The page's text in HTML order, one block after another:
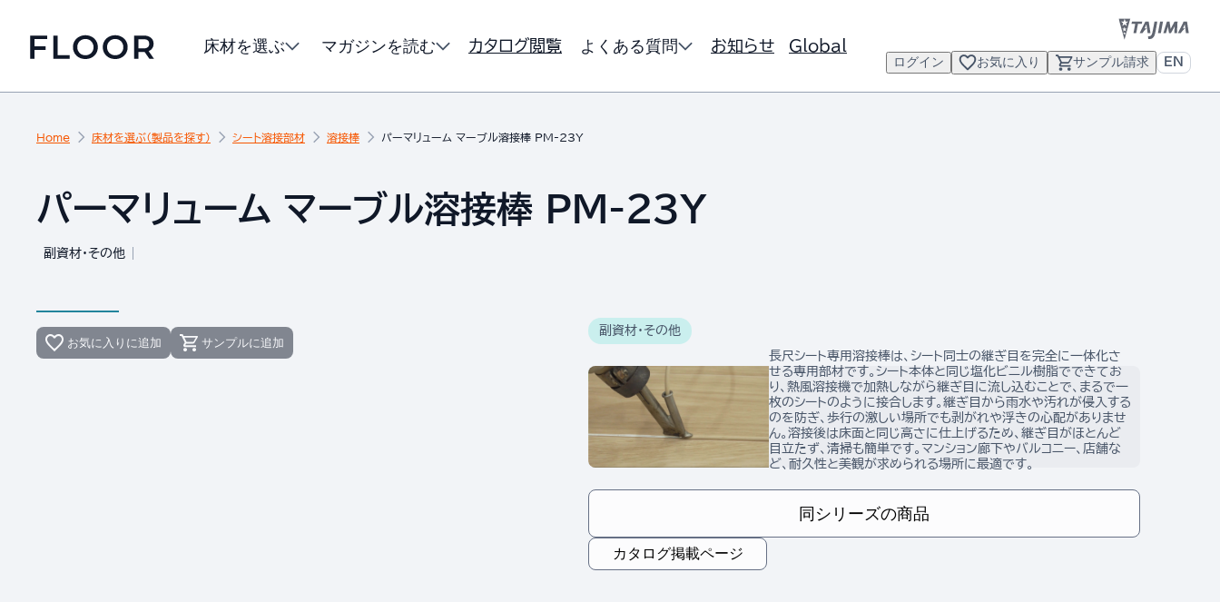
床材を選ぶ マガジンを読む カタログ閲覧 よくある質問 お知らせ Global
ログイン お気に入り サンプル請求 EN
Home 床材を選ぶ（製品を探す） シート溶接部材 溶接棒 パーマリューム マーブル溶接棒 PM-23Y
パーマリューム マーブル溶接棒 PM-23Y
副資材・その他
お気に入りに追加 サンプルに追加
副資材・その他
長尺シート専用溶接棒は、シート同士の継ぎ目を完全に一体化さ
せる専用部材です。シート本体と同じ塩化ビニル樹脂でできてお
り、熱風溶接機で加熱しながら継ぎ目に流し込むことで、まるで一
枚のシートのように接合します。継ぎ目から雨水や汚れが侵入する
のを防ぎ、歩行の激しい場所でも剥がれや浮きの心配がありませ
ん。溶接後は床面と同じ高さに仕上げるため、継ぎ目がほとんど
目立たず、清掃も簡単です。マンション廊下やバルコニー、店舗な
ど、耐久性と美観が求められる場所に最適です。
同シリーズの商品
カタログ掲載ページ